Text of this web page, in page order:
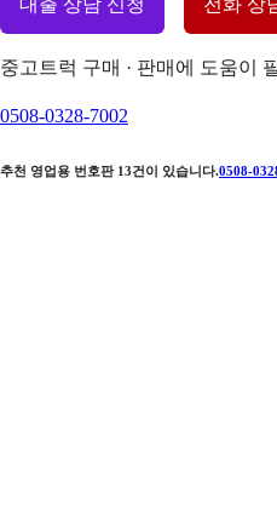
대출 상담 신청 전화 상
중고트럭 구매 · 판매에 도움이
0508-0328-7002
추천 영업용 번호판 13건이 있습니다.0508-